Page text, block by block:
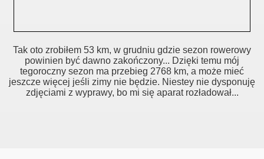
Tak oto zrobiłem 53 km, w grudniu gdzie sezon rowerowy
powinien być dawno zakończony... Dzięki temu mój
tegoroczny sezon ma przebieg 2768 km, a może mieć
jeszcze więcej jeśli zimy nie będzie. Niestey nie dysponuję
zdjęciami z wyprawy, bo mi się aparat rozładował...